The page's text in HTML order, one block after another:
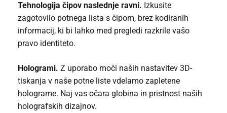
Tehnologija čipov naslednje ravni. Izkusite
zagotovilo potnega lista s čipom, brez kodiranih
informacij, ki bi lahko med pregledi razkrile vašo
pravo identiteto.
Hologrami. Z uporabo moči naših nastavitev 3D-
tiskanja v naše potne liste vdelamo zapletene
holograme. Naj vas očara globina in pristnost naših
holografskih dizajnov.